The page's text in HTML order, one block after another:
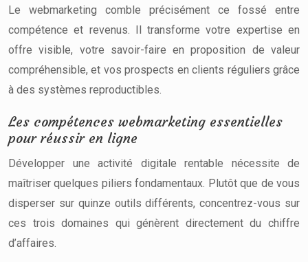
Le webmarketing comble précisément ce fossé entre
compétence et revenus. Il transforme votre expertise en
offre visible, votre savoir-faire en proposition de valeur
compréhensible, et vos prospects en clients réguliers grâce
à des systèmes reproductibles.
Les compétences webmarketing essentielles
pour réussir en ligne
Développer une activité digitale rentable nécessite de
maîtriser quelques piliers fondamentaux. Plutôt que de vous
disperser sur quinze outils différents, concentrez-vous sur
ces trois domaines qui génèrent directement du chiffre
d’affaires.